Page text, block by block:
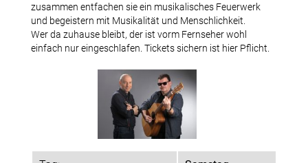
Tickets
zusammen entfachen sie ein musikalisches Feuerwerk
und begeistern mit Musikalität und Menschlichkeit.
Wer da zuhause bleibt, der ist vorm Fernseher wohl
einfach nur eingeschlafen. Tickets sichern ist hier Pflicht.